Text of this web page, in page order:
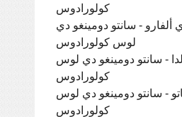
كولورادوس
ألفارو - سانتو دومينغو دي
لوس كولورادوس
- سانتو دومينغو دي لوس
كولورادوس
- سانتو دومينغو دي لوس
كولورادوس